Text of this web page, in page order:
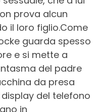
prova alcun
il loro figlio.Come
guarda spesso
e si mette a
del padre
da presa
display del telefono
in